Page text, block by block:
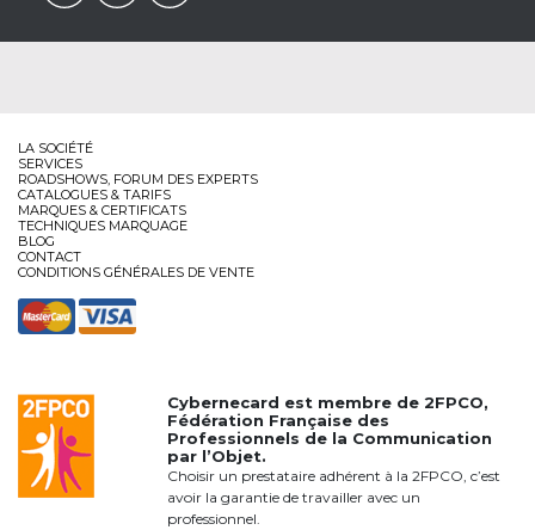
LA SOCIÉTÉ
SERVICES
ROADSHOWS, FORUM DES EXPERTS
CATALOGUES & TARIFS
MARQUES & CERTIFICATS
TECHNIQUES MARQUAGE
BLOG
CONTACT
CONDITIONS GÉNÉRALES DE VENTE
Cybernecard est membre de2FPCO,
Fédération Française des
Professionnels de la Communication
par l’Objet.
Choisir un prestataire adhérent à la 2FPCO, c’est
avoir la garantie de travailler avec un
professionnel.